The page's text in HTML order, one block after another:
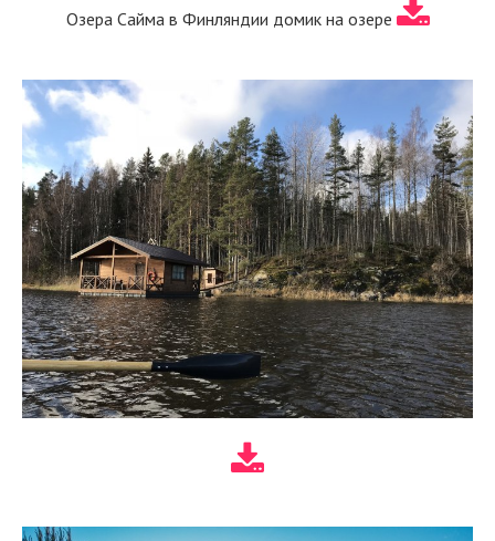
Озера Сайма в Финляндии домик на озере